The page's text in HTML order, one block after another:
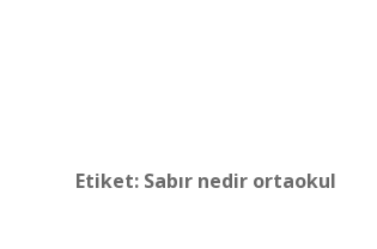
Etiket: Sabır nedir ortaokul